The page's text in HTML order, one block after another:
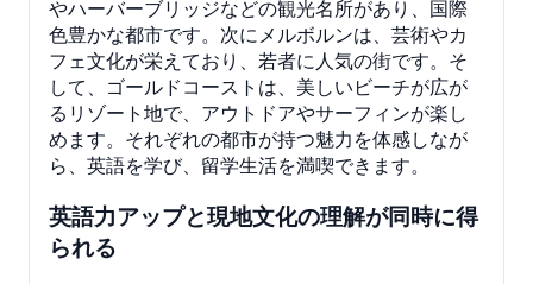
やハーバーブリッジなどの観光名所があり、国際
色豊かな都市です。次にメルボルンは、芸術やカ
フェ文化が栄えており、若者に人気の街です。そ
して、ゴールドコーストは、美しいビーチが広が
るリゾート地で、アウトドアやサーフィンが楽し
めます。それぞれの都市が持つ魅力を体感しなが
ら、英語を学び、留学生活を満喫できます。
英語力アップと現地文化の理解が同時に得
られる